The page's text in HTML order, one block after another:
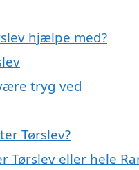
hjælpe med?
tryg ved
Tørslev?
eller hele